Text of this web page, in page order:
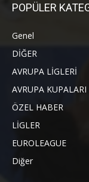
POPÜLER
Genel
DİĞER
AVRUPA LİGLERİ
AVRUPA KUPALARI
ÖZEL HABER
LİGLER
EUROLEAGUE
Diğer